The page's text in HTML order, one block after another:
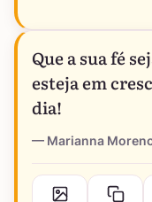
Que a sua fé
esteja em
dia!
Marianna